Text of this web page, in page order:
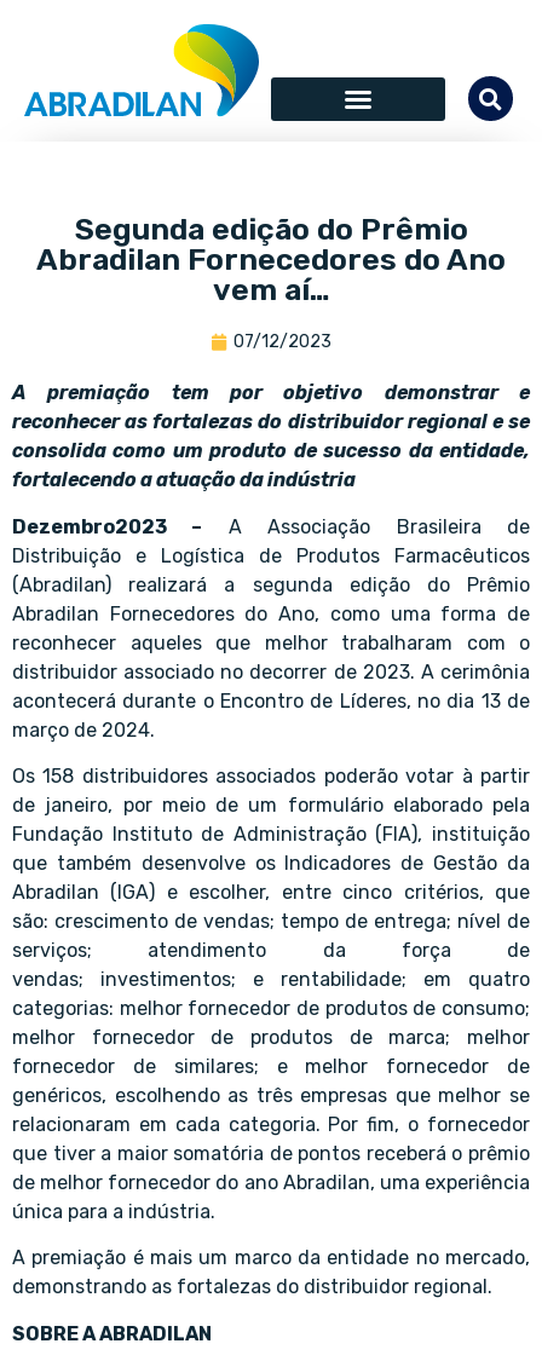
Segunda edição do Prêmio
Abradilan Fornecedores do Ano
vem aí…
07/12/2023
A premiação tem por objetivo demonstrar e
reconhecer as fortalezas do distribuidor regional e se
consolida como um produto de sucesso da entidade,
fortalecendo a atuação da indústria
Dezembro2023 – A Associação Brasileira de
Distribuição e Logística de Produtos Farmacêuticos
(Abradilan) realizará a segunda edição do Prêmio
Abradilan Fornecedores do Ano, como uma forma de
reconhecer aqueles que melhor trabalharam com o
distribuidor associado no decorrer de 2023. A cerimônia
acontecerá durante o Encontro de Líderes, no dia 13 de
março de 2024.
Os 158 distribuidores associados poderão votar à partir
de janeiro, por meio de um formulário elaborado pela
Fundação Instituto de Administração (FIA), instituição
que também desenvolve os Indicadores de Gestão da
Abradilan (IGA) e escolher, entre cinco critérios, que
são: crescimento de vendas; tempo de entrega; nível de
serviços; atendimento da força de
vendas; investimentos; e rentabilidade; em quatro
categorias: melhor fornecedor de produtos de consumo;
melhor fornecedor de produtos de marca; melhor
fornecedor de similares; e melhor fornecedor de
genéricos, escolhendo as três empresas que melhor se
relacionaram em cada categoria. Por fim, o fornecedor
que tiver a maior somatória de pontos receberá o prêmio
de melhor fornecedor do ano Abradilan, uma experiência
única para a indústria.
A premiação é mais um marco da entidade no mercado,
demonstrando as fortalezas do distribuidor regional.
SOBRE A ABRADILAN